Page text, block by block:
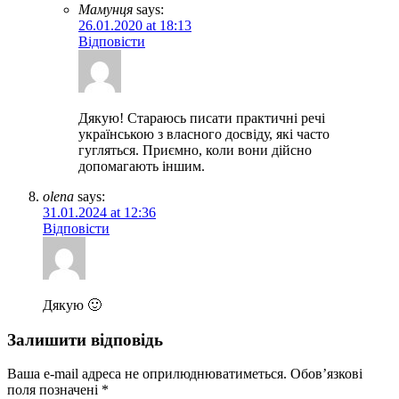
Мамунця says:
26.01.2020 at 18:13
Відповісти
Дякую! Стараюсь писати практичні речі
українською з власного досвіду, які часто
гугляться. Приємно, коли вони дійсно
допомагають іншим.
olena says:
31.01.2024 at 12:36
Відповісти
Дякую 🙂
Залишити відповідь
Ваша e-mail адреса не оприлюднюватиметься. Обов’язкові
поля позначені *